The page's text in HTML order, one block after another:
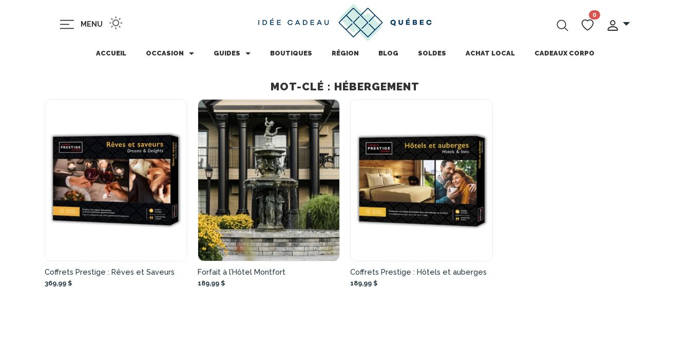
MENU
0
ACCUEIL OCCASION GUIDES BOUTIQUES RÉGION BLOG SOLDES ACHAT LOCAL CADEAUX CORPO
MOT-CLÉ : HÉBERGEMENT
Coffrets Prestige : Rêves et Saveurs
369,99 $
Forfait à l’Hôtel Montfort
189,99 $
Coffrets Prestige : Hôtels et auberges
189,99 $